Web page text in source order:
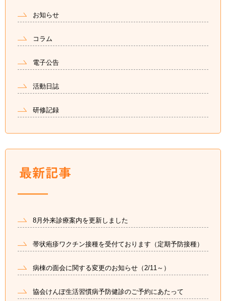
お知らせ
コラム
電子公告
活動日誌
研修記録
8月外来診療案内を更新しました
帯状疱疹ワクチン接種を受付ております（定期予防接種）
病棟の面会に関する変更のお知らせ（2/11～）
協会けんぽ生活習慣病予防健診のご予約にあたって